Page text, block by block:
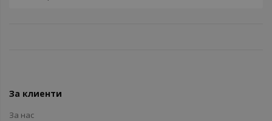
За клиенти
За нас